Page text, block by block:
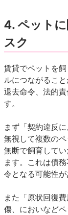
4. ペット
スク
賃貸でペットを
ルにつながるこ
退去命令、法的
す。
まず「契約違反
無視して複数の
無断で飼育して
ます。これは債
令となる可能性が
また「原状回復
傷、においなど